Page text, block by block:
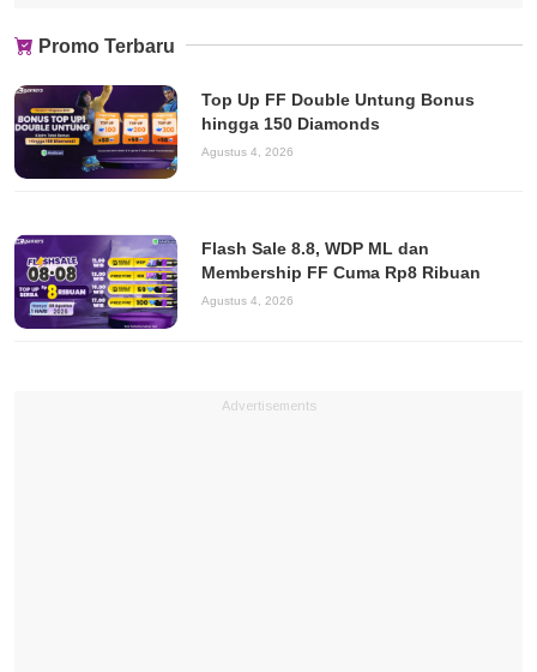
Promo Terbaru
Top Up FF Double Untung Bonus
hingga 150 Diamonds
Agustus 4, 2026
Flash Sale 8.8, WDP ML dan
Membership FF Cuma Rp8 Ribuan
Agustus 4, 2026
Advertisements